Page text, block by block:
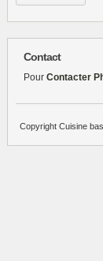
Contact
Pour Contacter
Copyright Cuisine